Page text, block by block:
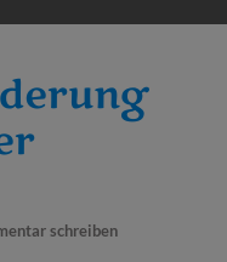
schreiben